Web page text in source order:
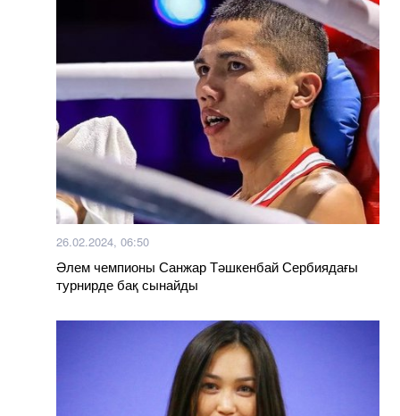
26.02.2024, 06:50
Әлем чемпионы Санжар Тәшкенбай Сербиядағы
турнирде бақ сынайды